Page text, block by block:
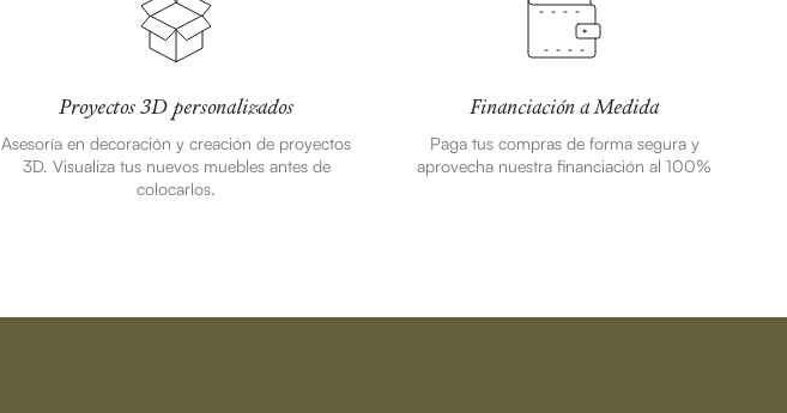
Proyectos 3D personalizados
Asesoría en decoración y creación de proyectos
3D. Visualiza tus nuevos muebles antes de
colocarlos.
Financiación a Medida
Paga tus compras de forma segura y
aprovecha nuestra financiación al 100%